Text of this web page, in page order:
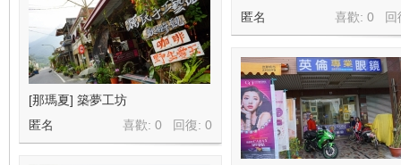
喜歡: 0 回
匿名
[那瑪夏] 築夢工坊
喜歡: 0 回復: 0
匿名